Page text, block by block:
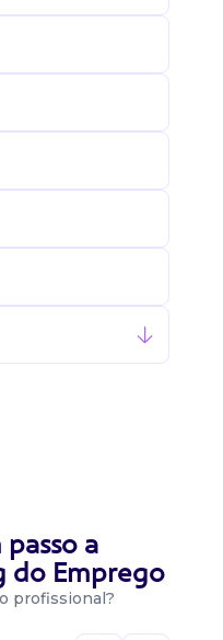
a
do Emprego
profissional?